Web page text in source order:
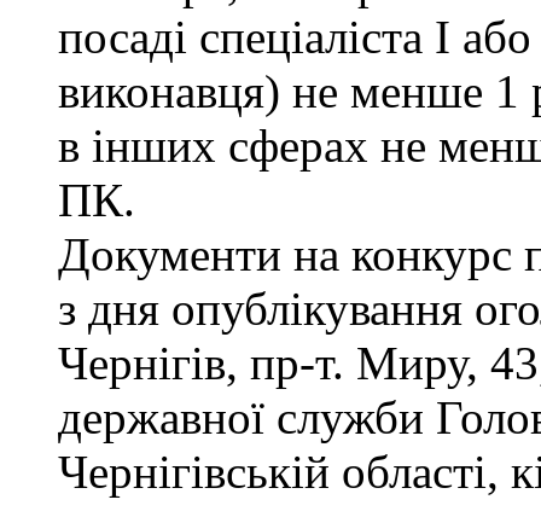
посаді спеціаліста І
виконавця) не менше 1
в інших сферах не
ПК.
Документи на конкурс
з дня опублікування
Чернігів, пр-т. Миру,
державної служби
Чернігівській